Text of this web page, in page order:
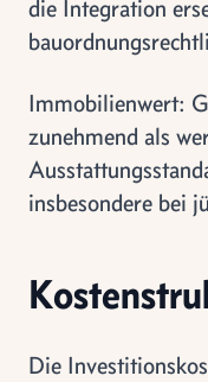
die Integration
Immobilienwert:
zunehmend als
insbesondere bei
Die